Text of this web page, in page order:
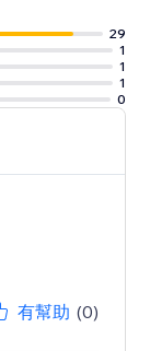
29
1
1
1
0
有幫助 (0)